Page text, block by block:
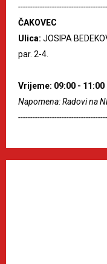
ČAKOVEC
Ulica: JOSIPA
par. 2-4.
Vrijeme: 09:00 - 11:00
Napomena: Radovi na